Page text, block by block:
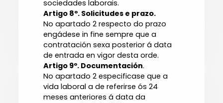
sociedades laborais.
Artigo 8º. Solicitudes e prazo.
No apartado 2 respecto do prazo
engádese in fine sempre que a
contratación sexa posterior á data
de entrada en vigor desta orde.
Artigo 9º. Documentación.
No apartado 2 especificase que a
vida laboral a de referirse ós 24
meses anteriores á data da